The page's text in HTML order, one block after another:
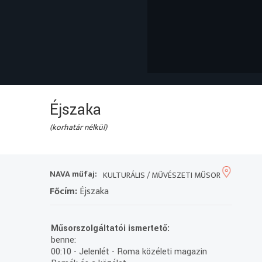
Éjszaka
(korhatár nélkül)
NAVA műfaj: KULTURÁLIS / MŰVÉSZETI MŰSOR
Főcím:Éjszaka
Műsorszolgáltatói ismertető:
benne:
00:10 - Jelenlét - Roma közéleti magazin